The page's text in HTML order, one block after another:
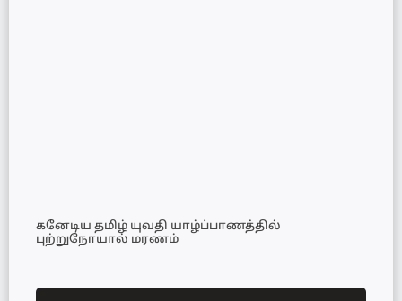
கனேடிய தமிழ் யுவதி யாழ்ப்பாணத்தில்
புற்றுநோயால் மரணம்